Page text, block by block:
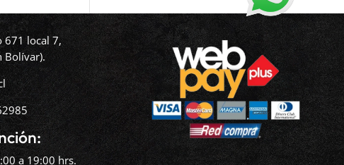
671 local 7,
Bolívar).
a 19:00 hrs.